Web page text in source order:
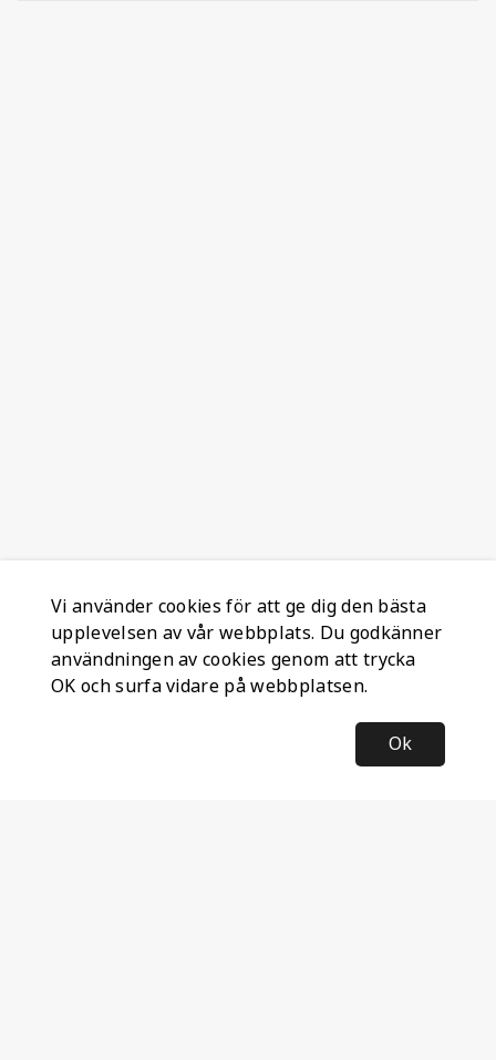
Vi använder cookies för att ge dig den bästa
upplevelsen av vår webbplats. Du godkänner
användningen av cookies genom att trycka
OK och surfa vidare på webbplatsen.
Ok